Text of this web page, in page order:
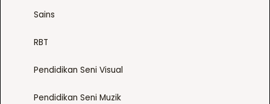
Sains
RBT
Pendidikan Seni Visual
Pendidikan Seni Muzik